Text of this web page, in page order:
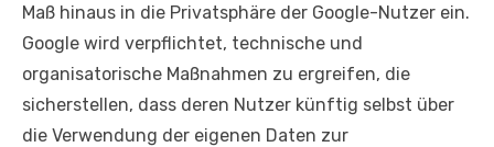
Maß hinaus in die Privatsphäre der Google-Nutzer ein.
Google wird verpflichtet, technische und
organisatorische Maßnahmen zu ergreifen, die
sicherstellen, dass deren Nutzer künftig selbst über
die Verwendung der eigenen Daten zur